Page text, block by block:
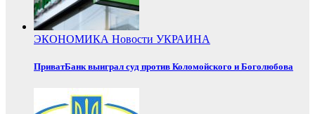
ЭКОНОМИКА Новости УКРАИНА
ПриватБанк выиграл суд против Коломойского и Боголюбова